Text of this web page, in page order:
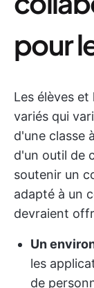
pour
Les élèves
variés qui
d'une classe
d'un outil de
soutenir un
adapté à un
devraient
Un
les
de